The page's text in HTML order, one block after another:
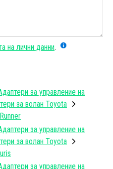
на лични данни.
за управление на
за волан Toyota
за управление на
за волан Toyota
за управление на